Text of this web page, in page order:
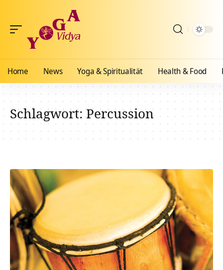
Home News Yoga & Spiritualität Health & Food
Schlagwort:Percussion